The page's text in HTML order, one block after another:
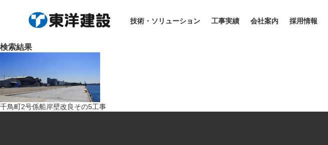
技術・ソリューション 工事実績 会社案内 採用情報
検索結果
千鳥町2号係船岸壁改良その5工事